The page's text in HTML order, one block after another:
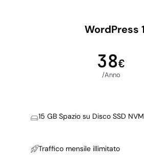
WordPress 1
38€
/Anno
15 GB Spazio su Disco SSD
Traffico mensile illimitato